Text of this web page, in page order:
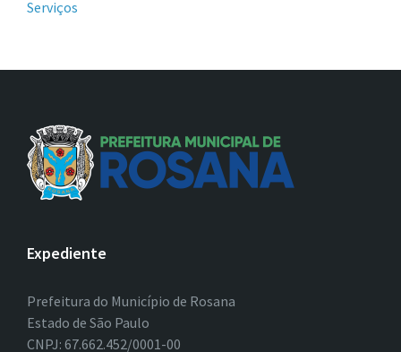
Serviços
Expediente
Prefeitura do Município de Rosana
Estado de São Paulo
CNPJ: 67.662.452/0001-00